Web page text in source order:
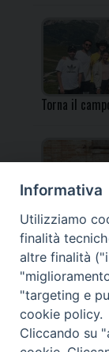
Torna il
Torna il
Informativa
Utilizziamo
finalità
altre finalità
"targeting e
cookie policy.
Cliccando su